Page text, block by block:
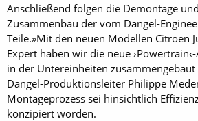
Anschließend folgen die Demontage
Zusammenbau der vom Dangel-
Teile.»Mit den neuen Modellen ­Citroën
Expert haben wir die neue
in der Untereinheiten zusammengebaut
Dangel-Produktionsleiter Philippe
Montageprozess sei hinsichtlich
konzipiert worden.